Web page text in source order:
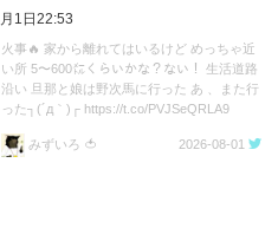
1日22:53
火事🔥 家から離れてはいるけど めっちゃ近
い所 5〜600㍍くらいかな？ない！ 生活道路
沿い 旦那と娘は野次馬に行った あ 、また行
った┐(´д｀)┌ https://t.co/PVJSeQRLA9
みずいろ 🍅 2026-08-01